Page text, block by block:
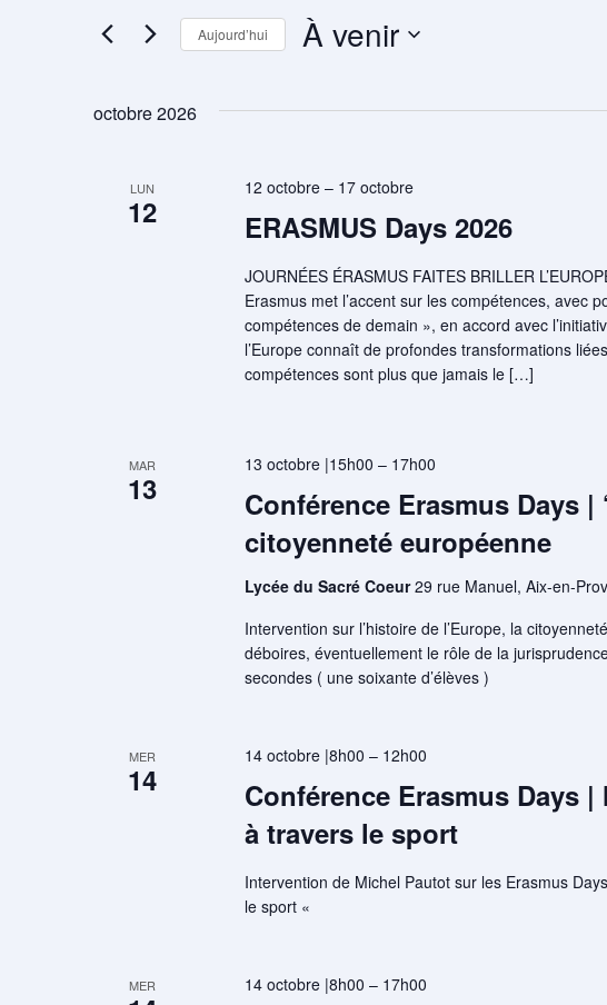
navigation
de
Évènements
Rechercher
Évènements
mot-
Aujourd’hui À venir
octobre 2026
LUN
12 ERASMUS Days 2026
12 octobre– 17 octobre
JOURNÉES ÉRASMUS FAITES BRILLER
Erasmus met l’accent sur les compétences, avec
compétences de demain », en accord avec
l’Europe connaît de profondes transformations
compétences sont plus que jamais le […]
MAR
13
Conférence Erasmus Days |
citoyenneté européenne
13 octobre |15h00 – 17h00
Lycée du Sacré Coeur29 rue Manuel, Aix-en-
Intervention sur l’histoire de l’Europe, la
déboires, éventuellement le rôle de la
secondes ( une soixante d’élèves )
MER
14
Conférence Erasmus Days
à travers le sport
14 octobre |8h00 – 12h00
Intervention de Michel Pautot sur les Erasmus
le sport «
MER 14 octobre |8h00 – 17h00